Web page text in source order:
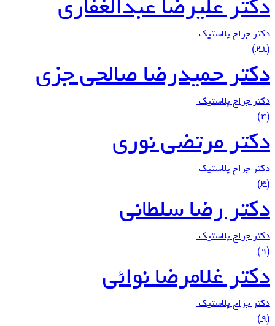
دکتر جراح پلاستیک
(21)
دکتر حمیدرضا صالحی جزی
دکتر جراح پلاستیک
(4)
دکتر مرتضی نوری
دکتر جراح پلاستیک
(3)
دکتر رضا سلطانی
دکتر جراح پلاستیک
(9)
دکتر غلامرضا نوائی
دکتر جراح پلاستیک
(9)